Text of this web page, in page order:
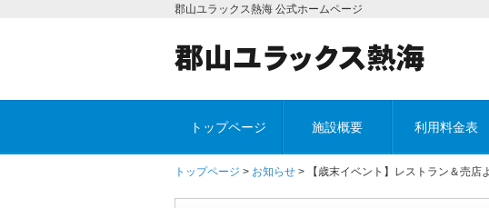
郡山ユラックス熱海 公式ホームページ
トップページ 施設概要 利用料金表
トップページ > お知らせ > 【歳末イベント】レストラン＆売店